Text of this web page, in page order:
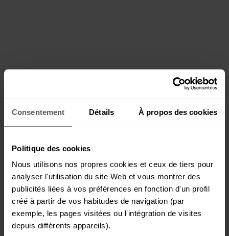
Consentement Détails À propos des cookies
Politique des cookies
Nous utilisons nos propres cookies et ceux de tiers pour
analyser l'utilisation du site Web et vous montrer des
publicités liées à vos préférences en fonction d'un profil
créé à partir de vos habitudes de navigation (par
exemple, les pages visitées ou l'intégration de visites
depuis différents appareils).